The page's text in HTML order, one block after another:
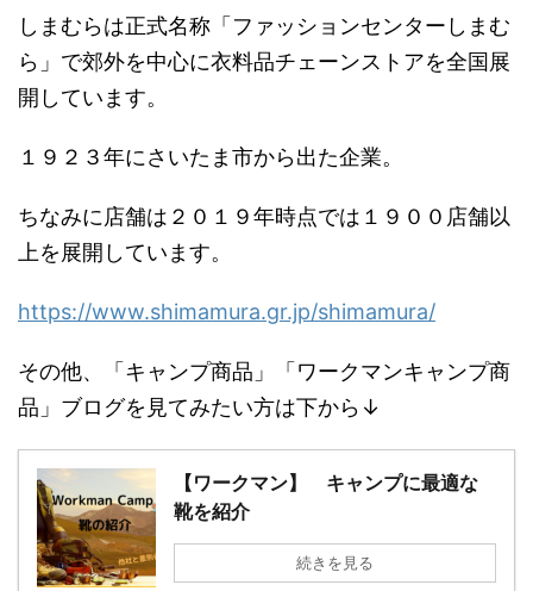
しまむらは正式名称「ファッションセンターしまむ
ら」で郊外を中心に衣料品チェーンストアを全国展
開しています。
１９２３年にさいたま市から出た企業。
ちなみに店舗は２０１９年時点では１９００店舗以
上を展開しています。
https://www.shimamura.gr.jp/shimamura/
その他、「キャンプ商品」「ワークマンキャンプ商
品」ブログを見てみたい方は下から↓
【ワークマン】 キャンプに最適な
靴を紹介
続きを見る